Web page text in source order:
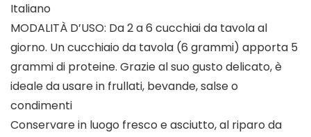
Italiano
MODALITÀ D’USO: Da 2 a 6 cucchiai da tavola al
giorno. Un cucchiaio da tavola (6 grammi) apporta 5
grammi di proteine. Grazie al suo gusto delicato, è
ideale da usare in frullati, bevande, salse o
condimenti
Conservare in luogo fresco e asciutto, al riparo da